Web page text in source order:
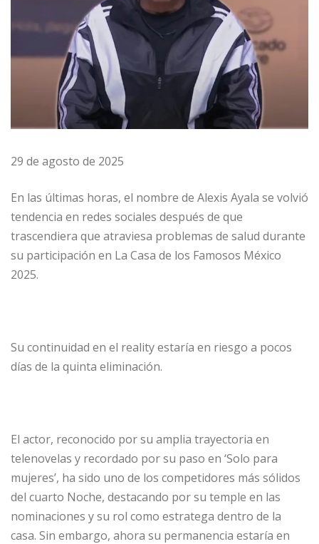
29 de agosto de 2025
En las últimas horas, el nombre de Alexis Ayala se volvió
tendencia en redes sociales después de que
trascendiera que atraviesa problemas de salud durante
su participación en La Casa de los Famosos México
2025.
Su continuidad en el reality estaría en riesgo a pocos
días de la quinta eliminación.
El actor, reconocido por su amplia trayectoria en
telenovelas y recordado por su paso en ‘Solo para
mujeres’, ha sido uno de los competidores más sólidos
del cuarto Noche, destacando por su temple en las
nominaciones y su rol como estratega dentro de la
casa. Sin embargo, ahora su permanencia estaría en